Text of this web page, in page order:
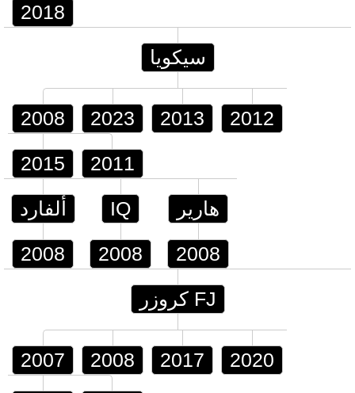
2018
سيكويا
2008 2023 2013 2012
2015 2011
ألفارد
2008
IQ
2008
هارير
2008
FJ كروزر
2007 2008 2017 2020